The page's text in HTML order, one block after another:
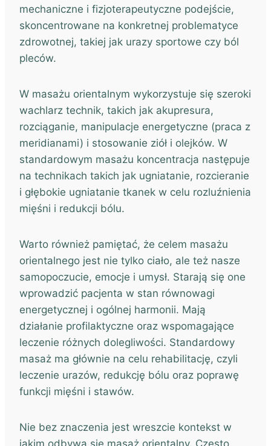
mechaniczne i fizjoterapeutyczne podejście,
skoncentrowane na konkretnej problematyce
zdrowotnej, takiej jak urazy sportowe czy ból
pleców.
W masażu orientalnym wykorzystuje się szeroki
wachlarz technik, takich jak akupresura,
rozciąganie, manipulacje energetyczne (praca z
meridianami) i stosowanie ziół i olejków. W
standardowym masażu koncentracja następuje
na technikach takich jak ugniatanie, rozcieranie
i głębokie ugniatanie tkanek w celu rozluźnienia
mięśni i redukcji bólu.
Warto również pamiętać, że celem masażu
orientalnego jest nie tylko ciało, ale też nasze
samopoczucie, emocje i umysł. Starają się one
wprowadzić pacjenta w stan równowagi
energetycznej i ogólnej harmonii. Mają
działanie profilaktyczne oraz wspomagające
leczenie różnych dolegliwości. Standardowy
masaż ma głównie na celu rehabilitację, czyli
leczenie urazów, redukcję bólu oraz poprawę
funkcji mięśni i stawów.
Nie bez znaczenia jest wreszcie kontekst w